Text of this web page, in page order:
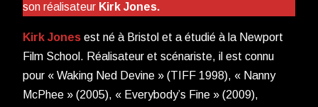
son réalisateur Kirk Jones.
Kirk Jones est né à Bristol et a étudié à la Newport
Film School. Réalisateur et scénariste, il est connu
pour « Waking Ned Devine » (TIFF 1998), « Nanny
McPhee » (2005), « Everybody’s Fine » (2009),